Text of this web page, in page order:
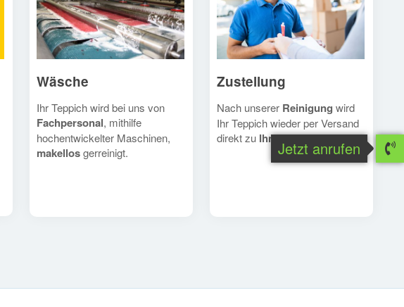
Wäsche
Ihr Teppich wird bei uns von
Fachpersonal, mithilfe
hochentwickelter Maschinen,
makellosgerreinigt.
Zustellung
Nach unserer Reinigung wird
Ihr Teppich wieder per Versand
direkt zu Ihnengeschickt.
Jetzt anrufen